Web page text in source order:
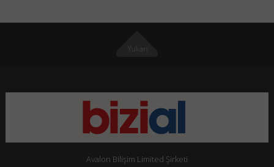
Avalon Bilişim Limited Şirketi